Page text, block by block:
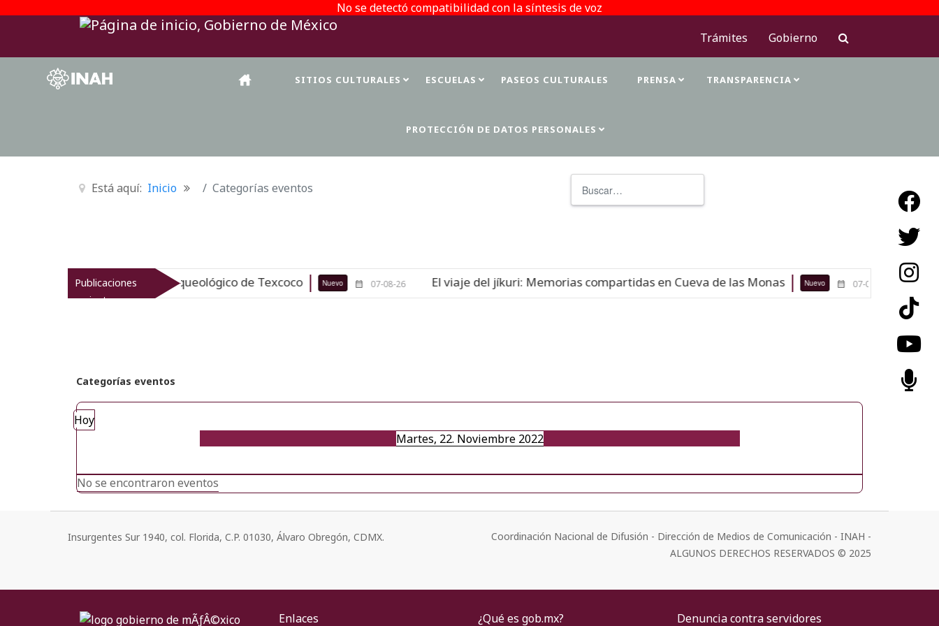
No se detectó compatibilidad con la síntesis de voz
Trámites
Gobierno
SITIOS CULTURALES ESCUELAS PASEOS CULTURALES PRENSA TRANSPARENCIA
PROTECCIÓN DE DATOS PERSONALES
Está aquí: Inicio Categorías eventos
Publicaciones
recientes
revitaliza el patrimonio arqueológico de Texcoco Nuevo 07-08-26 El viaje del jíkuri: Memorias compartidas en Cueva de las Monas Nuevo 07-08-26
Categorías eventos
Hoy
Martes, 22. Noviembre 2022
No se encontraron eventos
Insurgentes Sur 1940, col. Florida, C.P. 01030, Álvaro Obregón, CDMX.
Coordinación Nacional de Difusión - Dirección de Medios de Comunicación - INAH -
ALGUNOS DERECHOS RESERVADOS © 2025
Enlaces ¿Qué es gob.mx?
Denuncia contra servidores